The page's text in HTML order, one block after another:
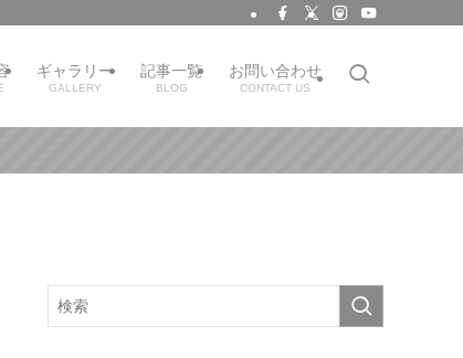
ギャラリー
GALLERY
記事一覧
BLOG
お問い合わせ
CONTACT US